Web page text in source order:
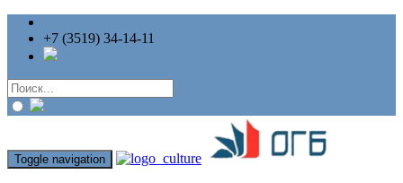
+7 (3519) 34-14-11
Toggle navigation